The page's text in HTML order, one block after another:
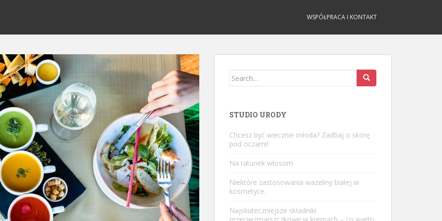
WSPÓŁPRACA I KONTAKT
Search
STUDIO URODY
Chcesz być wiecznie młoda? Zadbaj o skórę
pod oczami!
Na ratunek włosom
Niektóre zastosowania wazeliny białej w
kosmetyce.
Najskuteczniejsze składniki